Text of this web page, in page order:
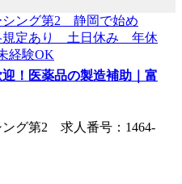
！医薬品の製造補助｜富
グ第2 求人番号：1464-